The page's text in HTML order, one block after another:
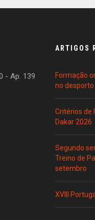
- Ap. 139
ARTIGOS
Formação
no desporto
Critérios de
Dakar 2026
Segundo
Treino de
setembro
XVIII